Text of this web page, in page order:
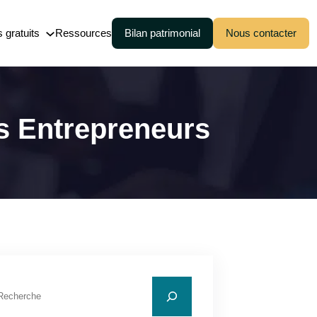
Transmission de patrimoine
gratuits Ressources Bilan patrimonial Nous contacter
Entrepreneurs